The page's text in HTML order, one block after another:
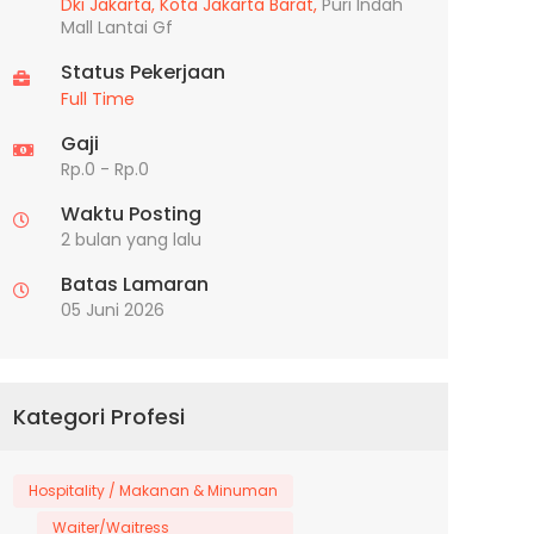
Dki Jakarta, Kota Jakarta Barat, Puri Indah
Mall Lantai Gf
Status Pekerjaan
Full Time
Gaji
Rp.0 - Rp.0
Waktu Posting
2 bulan yang lalu
Batas Lamaran
05 Juni 2026
Kategori Profesi
Hospitality / Makanan & Minuman
Waiter/Waitress